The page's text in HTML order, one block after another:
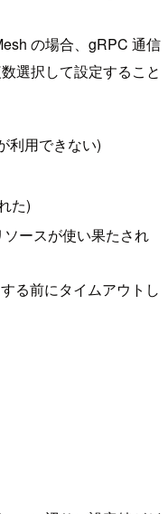
の場合、gRPC 通信
選択して設定すること
利用できない)
た)
ースが使い果たされ
る前にタイムアウトし